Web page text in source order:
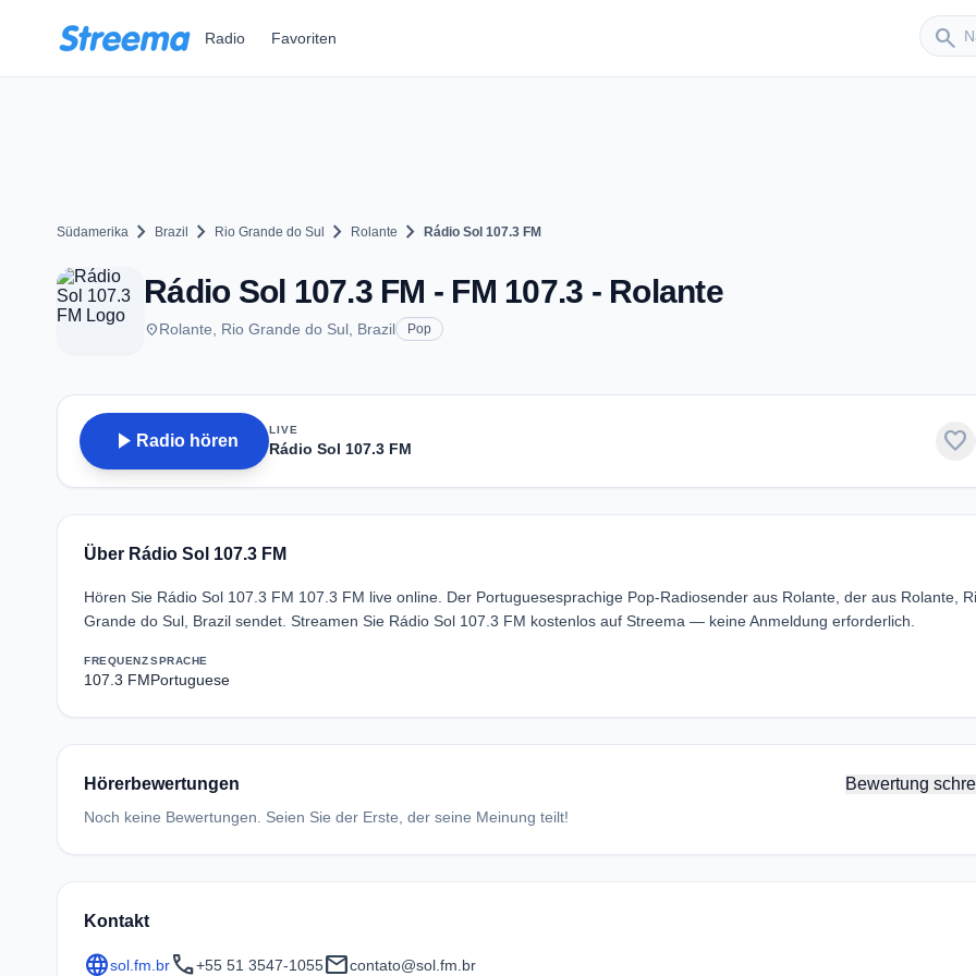
Radio Favoriten search
Sender
Südamerika chevron_right Brazil chevron_right Rio Grande do Sul chevron_right Rolante chevron_right Rádio Sol 107.3 FM
Rádio Sol 107.3 FM - FM 107.3 - Rolante
placeRolante, Rio Grande do Sul, Brazil Pop
play_arrow Radio hören
LIVE
Rádio Sol 107.3 FM favorite
Über Rádio Sol 107.3 FM
Hören Sie Rádio Sol 107.3 FM 107.3 FM live online. Der Portuguesesprachige Pop-Radiosender aus Rolante, der aus Rolante,
Grande do Sul, Brazil sendet. Streamen Sie Rádio Sol 107.3 FM kostenlos auf Streema — keine Anmeldung erforderlich.
FREQUENZ
107.3 FM
SPRACHE
Portuguese
Hörerbewertungen Bewertung
Noch keine Bewertungen. Seien Sie der Erste, der seine Meinung teilt!
Kontakt
languagesol.fm.brcall+55 51 3547-1055mailcontato@sol.fm.br